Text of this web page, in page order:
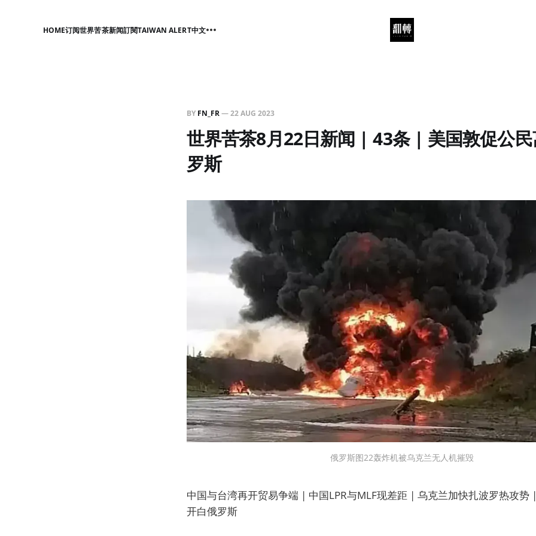
HOME订阅世界苦茶新闻訂閱TAIWAN ALERT中文
BY FN_FR—22 AUG 2023
世界苦茶8月22日新闻 | 43条 | 美国敦促公
罗斯
俄罗斯图22轰炸机被乌克兰无人机摧毁
中国与台湾再开贸易争端 | 中国LPR与MLF现差距 | 乌克兰加快扎波罗热攻势
开白俄罗斯